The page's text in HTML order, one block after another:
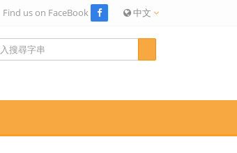
中文
Find us on FaceBook